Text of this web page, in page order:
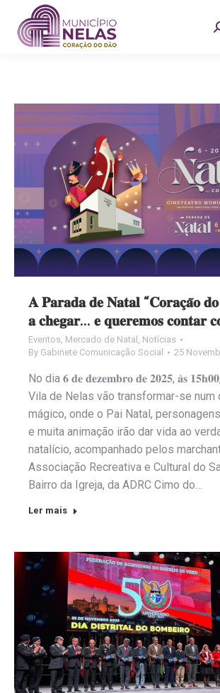
𝐀 𝐏𝐚𝐫𝐚𝐝𝐚 𝐝𝐞 𝐍𝐚𝐭𝐚𝐥 “𝐂𝐨𝐫𝐚𝐜̧𝐚̃𝐨
𝐚 𝐜𝐡𝐞𝐠𝐚𝐫… 𝐞 𝐪𝐮𝐞𝐫𝐞𝐦𝐨𝐬 𝐜𝐨𝐧𝐭𝐚𝐫
Eventos, Mercado de Natal , Notícias
By Gabinete Comunicação Social 25
No dia 𝟔 𝐝𝐞 𝐝𝐞𝐳𝐞𝐦𝐛𝐫𝐨 𝐝𝐞 𝟐𝟎𝟐𝟓, 𝐚̀𝐬
Vila de Nelas vão transformar-se num
mágico, onde o Pai Natal,
e muita animação irão dar vida ao
natalício, acompanhado pelos
Associação Recreativa e Cultural do
Bairro da Igreja, da ADRC Cimo do…
Ler mais